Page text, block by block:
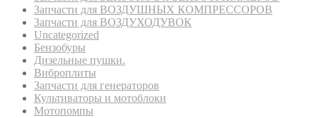
Запчасти для ВОЗДУШНЫХ КОМПРЕССОРОВ
Запчасти для ВОЗДУХОДУВОК
Uncategorized
Бензобуры
Дизельные пушки.
Виброплиты
Запчасти для генераторов
Культиваторы и мотоблоки
Мотопомпы